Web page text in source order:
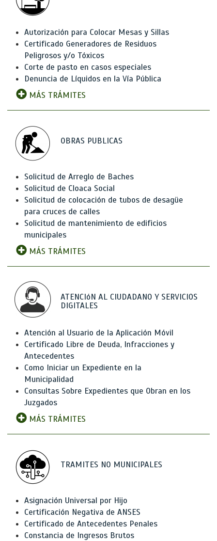
Autorización para Colocar Mesas y Sillas
Certificado Generadores de Residuos
Peligrosos y/o Tóxicos
Corte de pasto en casos especiales
Denuncia de Líquidos en la Vía Pública
MÁS TRÁMITES
OBRAS PUBLICAS
Solicitud de Arreglo de Baches
Solicitud de Cloaca Social
Solicitud de colocación de tubos de desagüe
para cruces de calles
Solicitud de mantenimiento de edificios
municipales
MÁS TRÁMITES
ATENCIóN AL CIUDADANO Y SERVICIOS
DIGITALES
Atención al Usuario de la Aplicación Móvil
Certificado Libre de Deuda, Infracciones y
Antecedentes
Como Iniciar un Expediente en la
Municipalidad
Consultas Sobre Expedientes que Obran en los
Juzgados
MÁS TRÁMITES
TRAMITES NO MUNICIPALES
Asignación Universal por Hijo
Certificación Negativa de ANSES
Certificado de Antecedentes Penales
Constancia de Ingresos Brutos